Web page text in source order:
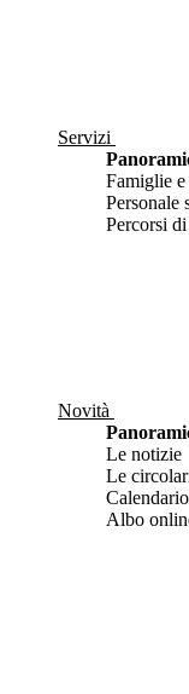
Servizi
Famiglie e
Personale
Percorsi
Novità
Le notizie
Le
Albo